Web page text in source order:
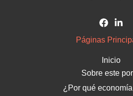
Páginas
Inicio
Sobre este
¿Por qué